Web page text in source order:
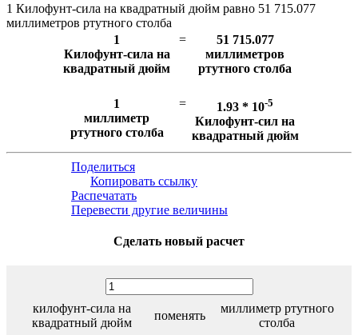
1 Килофунт-сила на квадратный дюйм равно 51 715.077
миллиметров ртутного столба
1
Килофунт-сила на
квадратный дюйм
=
51 715.077
миллиметров
ртутного столба
1
миллиметр
ртутного столба
= 1.93 * 10-5
Килофунт-сил на
квадратный дюйм
Поделиться
Копировать ссылку
Распечатать
Перевести другие величины
Сделать новый расчет
килофунт-сила на
квадратный дюйм
поменять
миллиметр ртутного
столба